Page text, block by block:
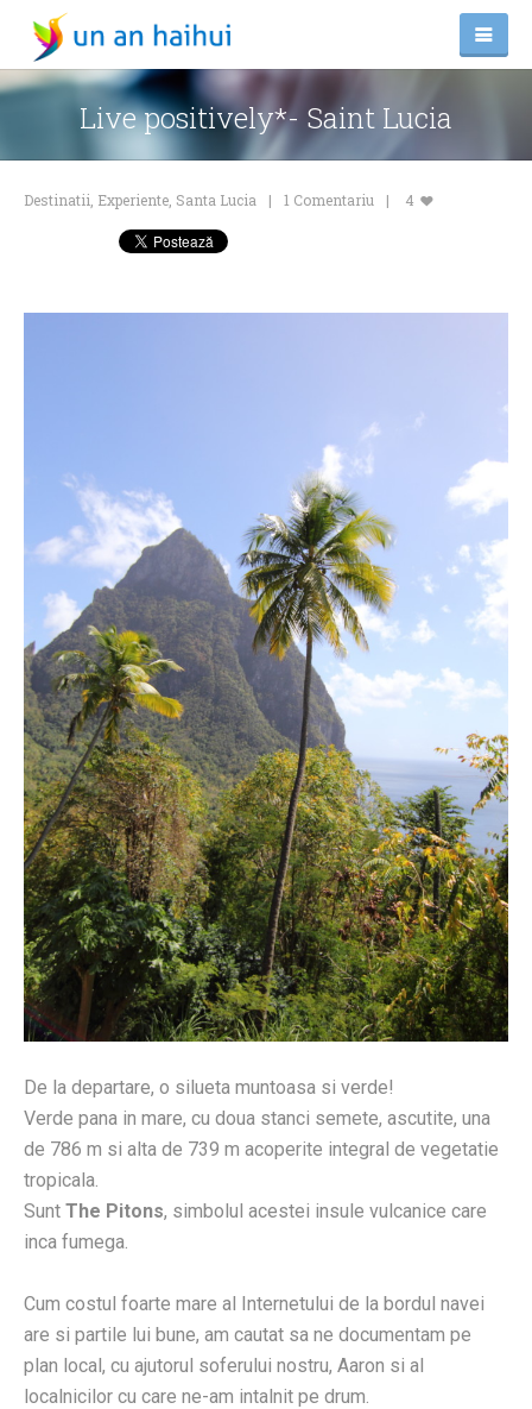
Live positively*- Saint Lucia
Destinatii Experiente Santa Lucia 1 Comentariu 4
De la departare, o silueta muntoasa si verde!
Verde pana in mare, cu doua stanci semete, ascutite, una
de 786 m si alta de 739 m acoperite integral de vegetatie
tropicala.
Sunt The Pitons, simbolul acestei insule vulcanice care
inca fumega.
Cum costul foarte mare al Internetului de la bordul navei
are si partile lui bune, am cautat sa ne documentam pe
plan local, cu ajutorul soferului nostru, Aaron si al
localnicilor cu care ne-am intalnit pe drum.